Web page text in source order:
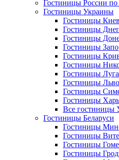
Гостиницы России по
Гостиницы Украины
Гостиницы
Гостиницы
Гостиницы
Гостиницы
Гостиницы
Гостиницы
Гостиницы
Гостиницы
Гостиницы
Гостиницы
Все гостиницы
Гостиницы Беларуси
Гостиницы
Гостиницы
Гостиницы
Гостиницы